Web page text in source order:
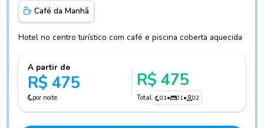
Café da Manhã
Hotel no centro turístico com café e piscina coberta aquecida
A partir de
R$ 475
por noite
R$ 475
Total 01• 01• 02